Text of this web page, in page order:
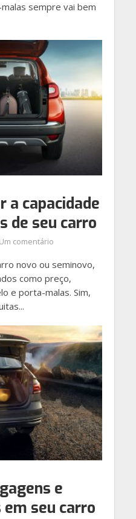
sempre vai bem
a capacidade
de seu carro
Um comentário
novo ou seminovo,
como preço,
e porta-malas. Sim,
e
seu carro